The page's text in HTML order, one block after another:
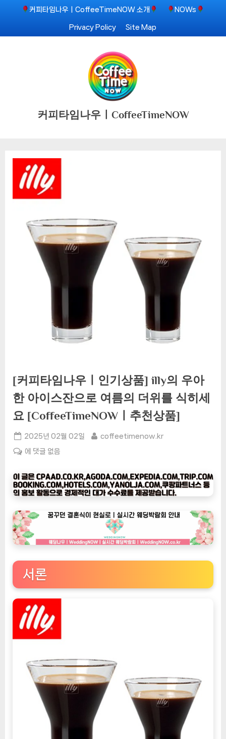
content
커피타임나우ㅣCoffeeTimeNOW 소개 NOWs
Privacy Policy Site Map
커피타임나우ㅣCoffeeTimeNOW
[커피타임나우ㅣ인기상품] illy의 우아
한 아이스잔으로 여름의 더위를 식히세
요 [CoffeeTimeNOWㅣ추천상품]
Posted
on
2025년 02월 02일 By
coffeetimenow.kr
[커
타
임
나
우
ㅣ
인
기
상
품]
우
아
한
스
에 댓글 없음
서론